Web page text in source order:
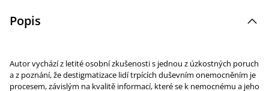
Popis
Autor vychází z letité osobní zkušenosti s jednou z úzkostných poruch
a z poznání, že destigmatizace lidí trpících duševním onemocněním je
procesem, závislým na kvalitě informací, které se k nemocnému a jeho